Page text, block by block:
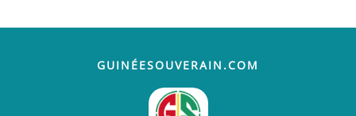
GUINÉESOUVERAIN.COM